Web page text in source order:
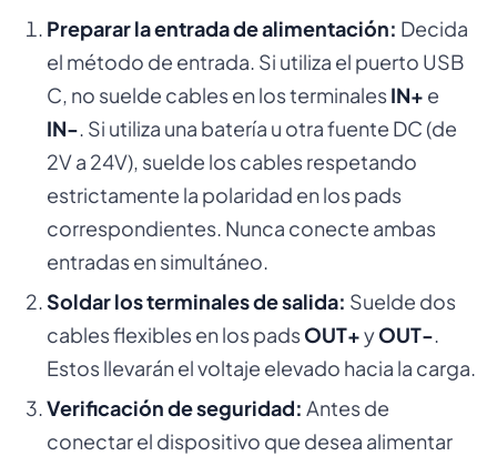
Preparar la entrada de alimentación: Decida
el método de entrada. Si utiliza el puerto USB
C, no suelde cables en los terminalesIN+ e
IN- . Si utiliza una batería u otra fuente DC (de
2V a 24V), suelde los cables respetando
estrictamente la polaridad en los pads
correspondientes. Nunca conecte ambas
entradas en simultáneo.
Soldar los terminales de salida: Suelde dos
cables flexibles en los padsOUT+yOUT-.
Estos llevarán el voltaje elevado hacia la carga.
Verificación de seguridad: Antes de
conectar el dispositivo que desea alimentar